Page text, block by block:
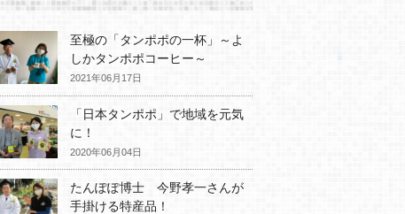
至極の「タンポポの一杯」～よ
しかタンポポコーヒー～
2021年06月17日
「日本タンポポ」で地域を元気
に！
2020年06月04日
たんぽぽ博士 今野孝一さんが
手掛ける特産品！